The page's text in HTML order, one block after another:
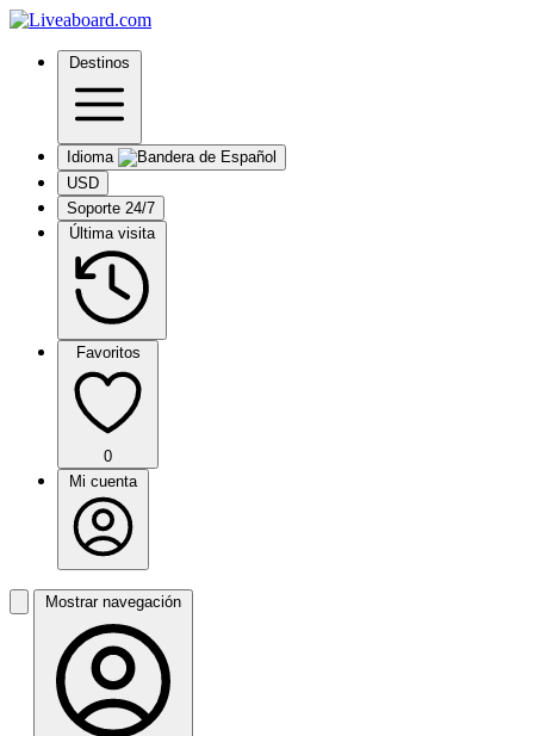
Destinos
Idioma
USD
Soporte 24/7
Última visita
Favoritos
0
Mi cuenta
Mostrar navegación